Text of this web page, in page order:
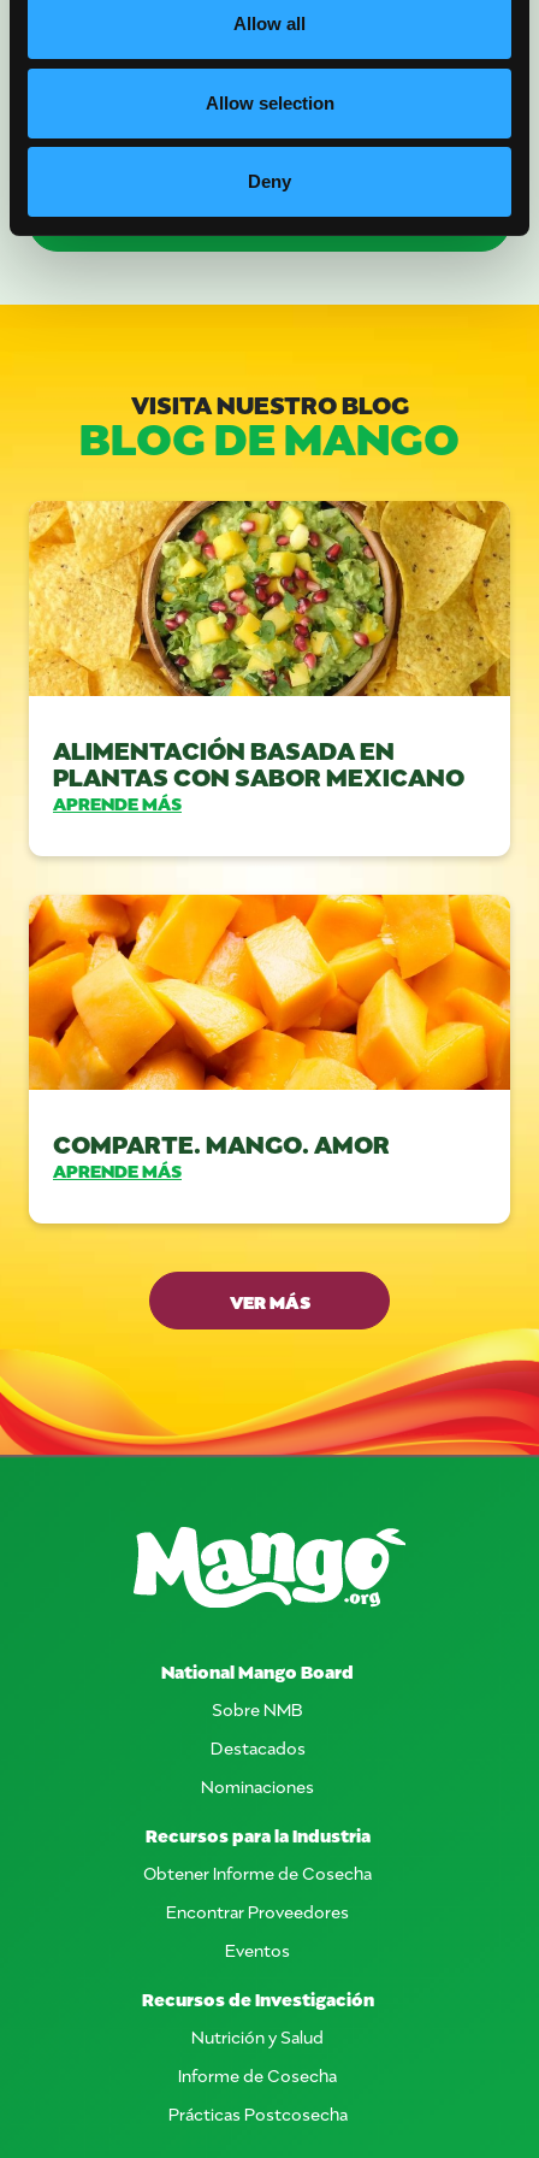
Allow all
Allow selection
Deny
VISITA NUESTRO BLOG
BLOG DE MANGO
ALIMENTACIÓN BASADA EN
PLANTAS CON SABOR MEXICANO
APRENDE MÁS
COMPARTE. MANGO. AMOR
APRENDE MÁS
VER MÁS
National Mango Board
Sobre NMB
Destacados
Nominaciones
Recursos para la Industria
Obtener Informe de Cosecha
Encontrar Proveedores
Eventos
Recursos de Investigación
Nutrición y Salud
Informe de Cosecha
Prácticas Postcosecha